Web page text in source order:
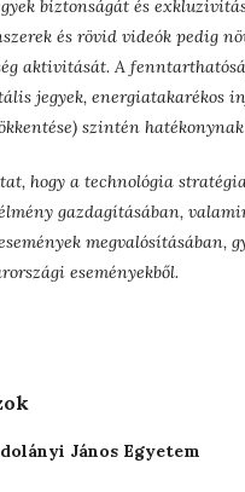
biztonságát és
és rövid videók pedig
aktivitását. A
jegyek, energiatakarékos
szintén
hogy a technológia
gazdagításában,
megvalósításában,
eseményekből.
János Egyetem